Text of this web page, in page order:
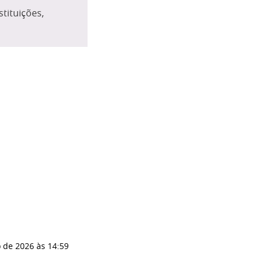
2026 às 14:59